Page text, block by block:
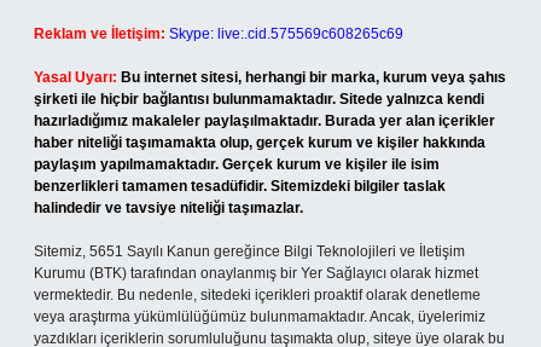
Reklam ve İletişim: Skype: live:.cid.575569c608265c69
Yasal Uyarı: Bu internet sitesi, herhangi bir marka, kurum veya şahıs
şirketi ile hiçbir bağlantısı bulunmamaktadır. Sitede yalnızca kendi
hazırladığımız makaleler paylaşılmaktadır. Burada yer alan içerikler
haber niteliği taşımamakta olup, gerçek kurum ve kişiler hakkında
paylaşım yapılmamaktadır. Gerçek kurum ve kişiler ile isim
benzerlikleri tamamen tesadüfidir. Sitemizdeki bilgiler taslak
halindedir ve tavsiye niteliği taşımazlar.
Sitemiz, 5651 Sayılı Kanun gereğince Bilgi Teknolojileri ve İletişim
Kurumu (BTK) tarafından onaylanmış bir Yer Sağlayıcı olarak hizmet
vermektedir. Bu nedenle, sitedeki içerikleri proaktif olarak denetleme
veya araştırma yükümlülüğümüz bulunmamaktadır. Ancak, üyelerimiz
yazdıkları içeriklerin sorumluluğunu taşımakta olup, siteye üye olarak bu